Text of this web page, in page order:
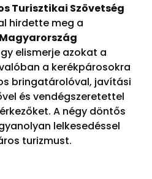
Turisztikai Szövetség
hirdette meg a
elismerje azokat a
a kerékpárosokra
bringatárolóval, javítási
és vendégszeretettel
A négy döntős
lelkesedéssel
turizmust.